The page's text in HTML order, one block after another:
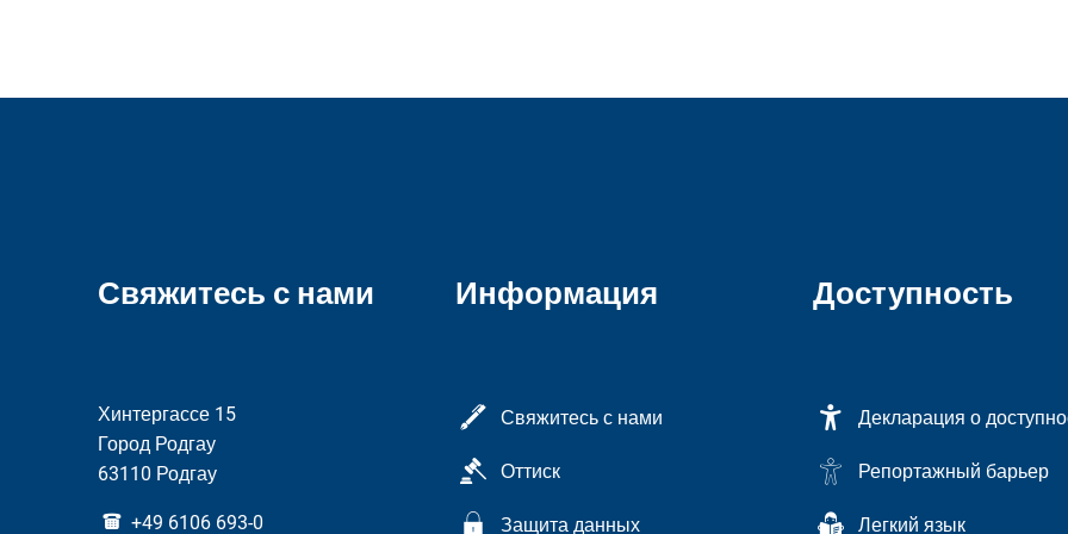
Свяжитесь с нами
Хинтергассе 15
Город Родгау
63110 Родгау
+49 6106 693-0
Информация
Свяжитесь с нами
Оттиск
Защита данных
Доступность
Декларация о
Репортажный барьер
Легкий язык